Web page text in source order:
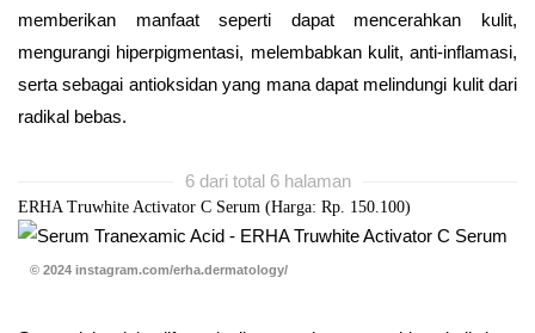
memberikan manfaat seperti dapat mencerahkan kulit,
mengurangi hiperpigmentasi, melembabkan kulit, anti-inflamasi,
serta sebagai antioksidan yang mana dapat melindungi kulit dari
radikal bebas.
6 dari total 6 halaman
ERHA Truwhite Activator C Serum (Harga: Rp. 150.100)
© 2024 instagram.com/erha.dermatology/